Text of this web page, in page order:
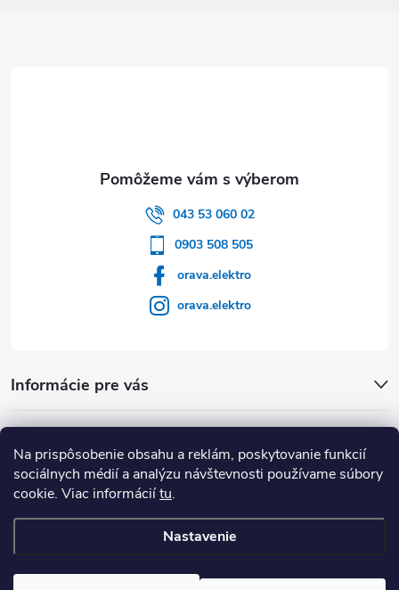
Na prispôsobenie obsahu a reklám, poskytovanie funkcií
sociálnych médií a analýzu návštevnosti používame súbory
cookie. Viac informáciítu.
Nastavenie
043 53 060 02
0903 508 505
orava.elektro
orava.elektro
Informácie pre vás
nastavenie cookies